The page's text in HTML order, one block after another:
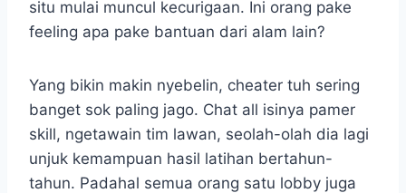
situ mulai muncul kecurigaan. Ini orang pake
feeling apa pake bantuan dari alam lain?
Yang bikin makin nyebelin, cheater tuh sering
banget sok paling jago. Chat all isinya pamer
skill, ngetawain tim lawan, seolah-olah dia lagi
unjuk kemampuan hasil latihan bertahun-
tahun. Padahal semua orang satu lobby juga